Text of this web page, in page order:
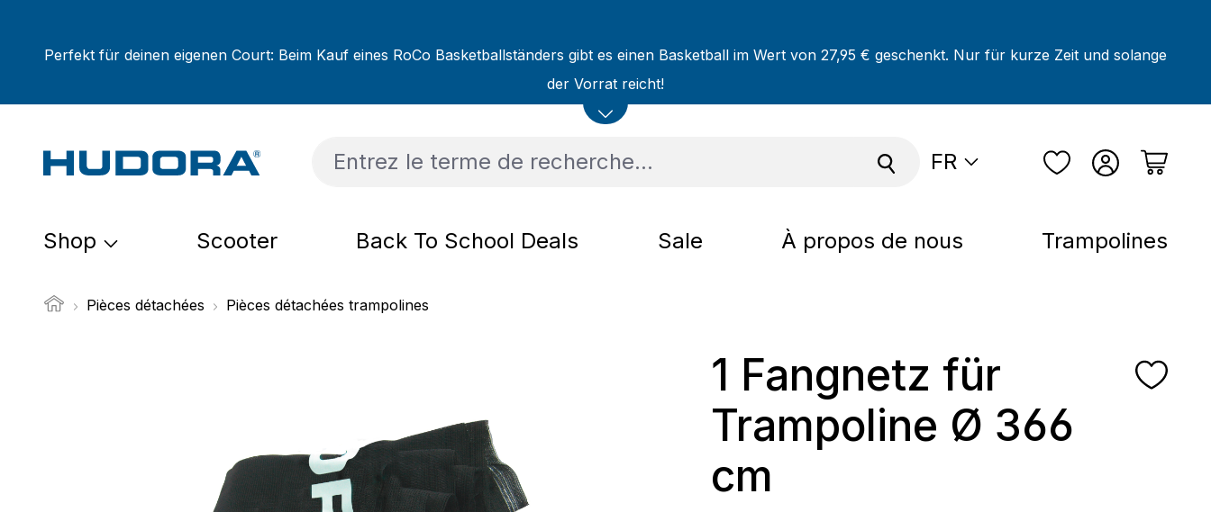
Perfekt für deinen eigenen Court: Beim Kauf eines RoCo Basketballständers gibt es einen Basketball im Wert von 27,95 € geschenkt. Nur für kurze Zeit und solange
der Vorrat reicht!
FR
Shop Scooter Back To School Deals Sale À propos de nous Trampolines
Pièces détachées Pièces détachées trampolines
1 Fangnetz für
Trampoline Ø 366
cm